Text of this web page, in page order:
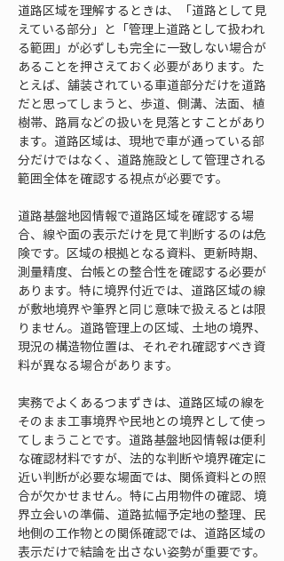
道路区域を理解するときは、「道路として見
えている部分」と「管理上道路として扱われ
る範囲」が必ずしも完全に一致しない場合が
あることを押さえておく必要があります。た
とえば、舗装されている車道部分だけを道路
だと思ってしまうと、歩道、側溝、法面、植
樹帯、路肩などの扱いを見落とすことがあり
ます。道路区域は、現地で車が通っている部
分だけではなく、道路施設として管理される
範囲全体を確認する視点が必要です。
道路基盤地図情報で道路区域を確認する場
合、線や面の表示だけを見て判断するのは危
険です。区域の根拠となる資料、更新時期、
測量精度、台帳との整合性を確認する必要が
あります。特に境界付近では、道路区域の線
が敷地境界や筆界と同じ意味で扱えるとは限
りません。道路管理上の区域、土地の境界、
現況の構造物位置は、それぞれ確認すべき資
料が異なる場合があります。
実務でよくあるつまずきは、道路区域の線を
そのまま工事境界や民地との境界として使っ
てしまうことです。道路基盤地図情報は便利
な確認材料ですが、法的な判断や境界確定に
近い判断が必要な場面では、関係資料との照
合が欠かせません。特に占用物件の確認、境
界立会いの準備、道路拡幅予定地の整理、民
地側の工作物との関係確認では、道路区域の
表示だけで結論を出さない姿勢が重要です。